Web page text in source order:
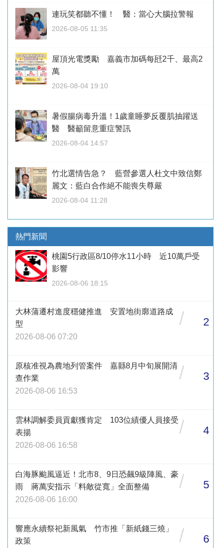
連玩笑都聽不懂！ 醫：當心大腦拉警報
2026-08-05 11:35
屋頂光電獎勵 嘉義市加碼每瓩2千、最高2
萬
2026-08-04 19:10
暑假腸病毒升溫！1歲童睡夢反覆肌抽躍送
醫 醫籲留意重症警訊
2026-08-04 14:57
竹北選情告急？ 藍營參選人杜文中致信鄭
麗文：藍白合作絕不能喪失尊嚴
2026-08-04 11:28
熱門新聞
桃園5行政區8/10停水11小時 近10萬戶受
影響
2026-08-06 18:15
大林蒲遷村進度穩健推進 安置地街廓道路成
型
2026-08-06 07:20
/ 2
原核准視為農地列管案件 嘉縣8月中旬展開清
查作業
2026-08-06 16:53
/ 3
雲林調解委員貢獻獲肯定 103位績優人員接受
表揚
2026-08-06 16:58
/ 4
白海豚颱風逼近！北市8、9日恐飆9級陣風、豪
雨 蔣萬安指示「料敵從寬」全面整備
2026-08-06 16:00
/ 5
響應永續祭祀新風氣 竹市推「新紙錢三燒」
政策
/ 6